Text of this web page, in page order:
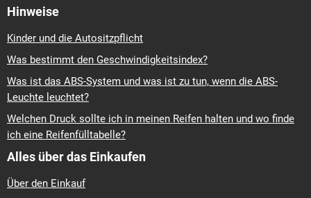
Hinweise
Kinder und die Autositzpflicht
Was bestimmt den Geschwindigkeitsindex?
Was ist das ABS-System und was ist zu tun, wenn die ABS-
Leuchte leuchtet?
Welchen Druck sollte ich in meinen Reifen halten und wo finde
ich eine Reifenfülltabelle?
Alles über das Einkaufen
Über den Einkauf